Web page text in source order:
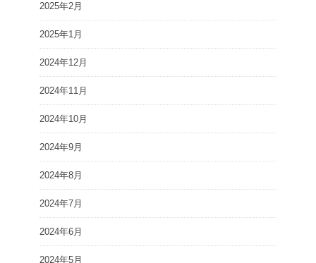
2025年2月
2025年1月
2024年12月
2024年11月
2024年10月
2024年9月
2024年8月
2024年7月
2024年6月
2024年5月